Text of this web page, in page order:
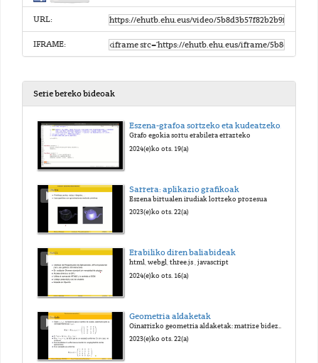
URL:
IFRAME:
Serie bereko bideoak
Eszena-grafoa sortzeko eta kudeatzeko ariketa
Grafo egokia sortu erabilera errazteko
2024(e)ko ots. 19(a)
Sarrera: aplikazio grafikoak
Eszena birtualen irudiak lortzeko prozesua
2023(e)ko ots. 22(a)
Erabiliko diren baliabideak
html, webgl, three.js , javascript
2024(e)ko ots. 16(a)
Geometria aldaketak
Oinarrizko geometria aldaketak: matrize bidezko adierazpena
2023(e)ko ots. 22(a)